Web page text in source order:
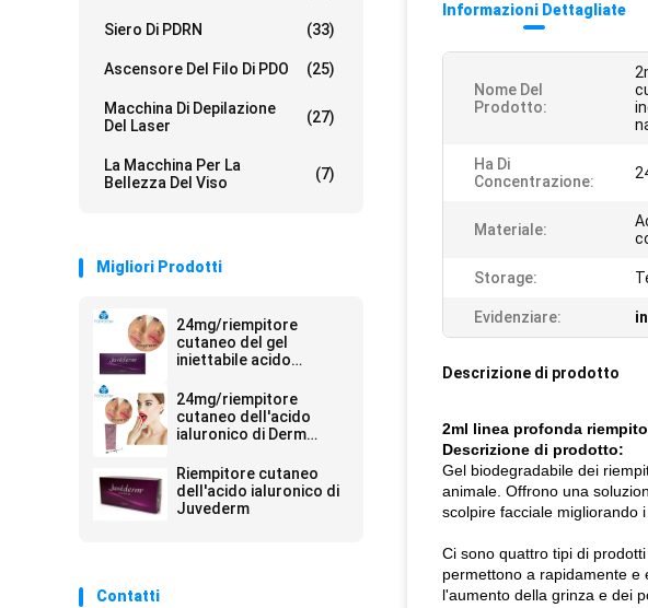
Siero Di PDRN (33)
Ascensore Del Filo Di PDO (25)
Macchina Di Depilazione
Del Laser
(27)
La Macchina Per La
Bellezza Del Viso
(7)
Migliori Prodotti
24mg/riempitore
cutaneo del gel
iniettabile acido
per le labbra 2*1ml
24mg/riempitore
cutaneo dell'acido
ialuronico di Derm
Riempitore cutaneo
dell'acido ialuronico di
Juvederm
Contatti
Informazioni Dettagliate
Nome Del
Prodotto:
Ha Di
Concentrazione:
Materiale:
Storage:
Evidenziare:
Descrizione di prodotto
2ml linea profonda
Descrizione di prodotto:
Gel biodegradabile dei
animale. Offrono una
scolpire facciale migliorando
Ci sono quattro tipi di
permettono a rapidamente e
l'aumento della grinza e dei